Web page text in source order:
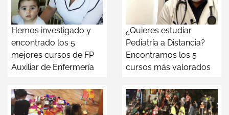
Hemos investigado y
encontrado los 5
mejores cursos de FP
Auxiliar de Enfermería
¿Quieres estudiar
Pediatría a Distancia?
Encontramos los 5
cursos más valorados